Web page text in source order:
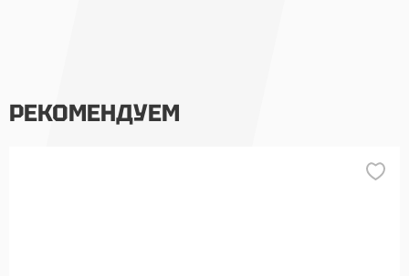
РЕКОМЕНДУЕМ